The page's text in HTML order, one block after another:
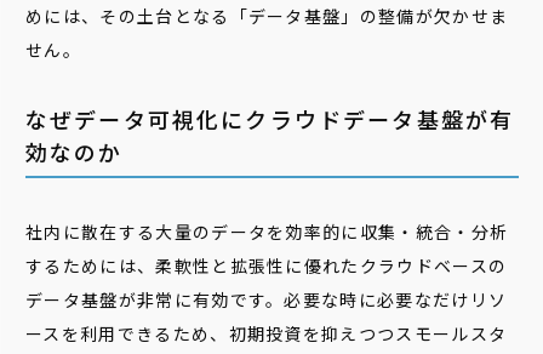
めには、その土台となる「データ基盤」の整備が欠かせま
せん。
なぜデータ可視化にクラウドデータ基盤が有
効なのか
社内に散在する大量のデータを効率的に収集・統合・分析
するためには、柔軟性と拡張性に優れたクラウドベースの
データ基盤が非常に有効です。必要な時に必要なだけリソ
ースを利用できるため、初期投資を抑えつつスモールスタ